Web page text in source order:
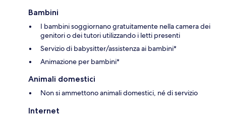
Bambini
I bambini soggiornano gratuitamente nella camera dei
genitori o dei tutori utilizzando i letti presenti
Servizio di babysitter/assistenza ai bambini*
Animazione per bambini*
Animali domestici
Non si ammettono animali domestici, né di servizio
Internet